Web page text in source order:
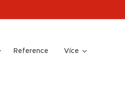
Reference Více